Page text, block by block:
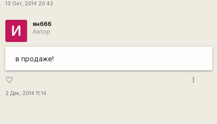
13 Окт, 2014 20:42
И
ян666
Автор
в продаже!
favorite_border
2 Дек, 2014 11:14
more_vert